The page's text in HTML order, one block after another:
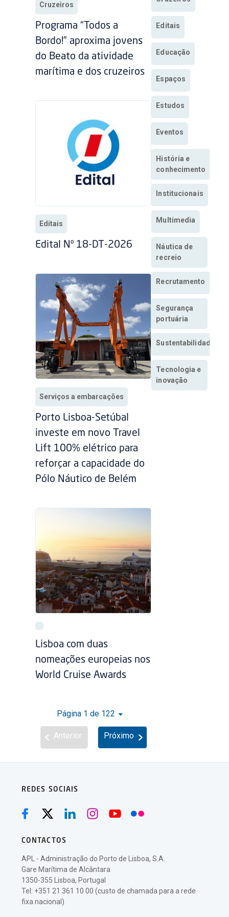
Cruzeiros
Programa “Todos a
Bordo!” aproxima jovens
do Beato da atividade
marítima e dos cruzeiros
Editais
Edital Nº 18-DT-2026
Serviços a embarcações
Porto Lisboa-Setúbal
investe em novo Travel
Lift 100% elétrico para
reforçar a capacidade do
Pólo Náutico de Belém
Lisboa com duas
nomeações europeias nos
World Cruise Awards
Página 1 de 122
Anterior Próximo
Editais
Educação
Espaços
Estudos
Eventos
História e
conhecimento
Institucionais
Multimedia
Náutica de
recreio
Recrutamento
Segurança
portuária
Sustentabilidade
Tecnologia e
inovação
REDES SOCIAIS
CONTACTOS
APL - Administração do Porto de Lisboa, S.A.
Gare Marítima de Alcântara
1350-355 Lisboa, Portugal
Tel: +351 21 361 10 00 (custo de chamada para a rede
fixa nacional)